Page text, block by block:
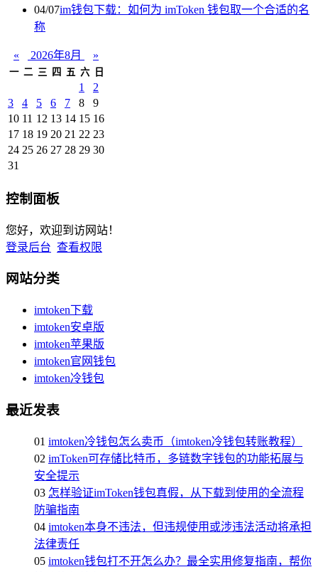
04/07im钱包下载：如何为 imToken 钱包取一个合适的名
称
« 2026年8月 »
一 二 三 四 五 六 日
1
2
3
4 5 6 7 8
9
10 11 12 13 14 15 16
17 18 19 20 21 22 23
24 25 26 27 28 29 30
31
控制面板
您好，欢迎到访网站！
登录后台 查看权限
网站分类
imtoken下载
imtoken安卓版
imtoken苹果版
imtoken官网钱包
imtoken冷钱包
最近发表
01 imtoken冷钱包怎么卖币（imtoken冷钱包转账教程）
02 imToken可存储比特币，多链数字钱包的功能拓展与
安全提示
03 怎样验证imToken钱包真假，从下载到使用的全流程
防骗指南
04 imtoken本身不违法，但违规使用或涉违法活动将承担
法律责任
05 imtoken钱包打不开怎么办？最全实用修复指南，帮你